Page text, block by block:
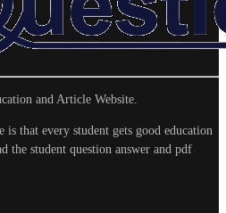
and Article Website.
that every student gets good education
the student question answer and pdf